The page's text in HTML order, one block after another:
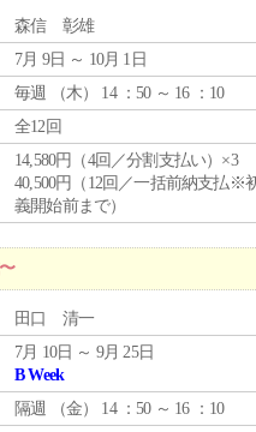
森信 彰雄
7月 9日 ～ 10月 1日
毎週 （木） 14 ：50 ～ 16 ：10
全12回
14,580円（4回／分割支払い）×3
40,500円（12回／一括前納支払※
義開始前まで）
田口 清一
7月 10日 ～ 9月 25日
B Week
隔週 （金） 14 ：50 ～ 16 ：10